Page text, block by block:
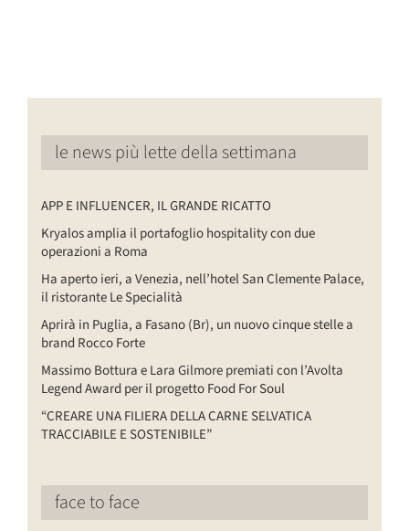
le news più lette della settimana
APP E INFLUENCER, IL GRANDE RICATTO
Kryalos amplia il portafoglio hospitality con due
operazioni a Roma
Ha aperto ieri, a Venezia, nell’hotel San Clemente Palace,
il ristorante Le Specialità
Aprirà in Puglia, a Fasano (Br), un nuovo cinque stelle a
brand Rocco Forte
Massimo Bottura e Lara Gilmore premiati con l’Avolta
Legend Award per il progetto Food For Soul
“CREARE UNA FILIERA DELLA CARNE SELVATICA
TRACCIABILE E SOSTENIBILE”
face to face